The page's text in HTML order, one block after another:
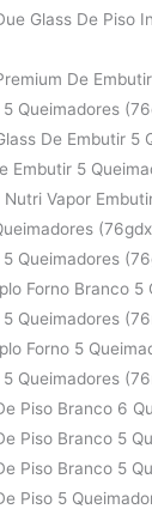
Glass De Piso
De
Queimadores
De Embutir 5
Embutir 5
Nutri Vapor
Queimadores
Forno Branco
Queimadores
Forno 5
Queimadores
Piso Branco 6
Piso Branco 5
Piso Branco 5
Piso 5